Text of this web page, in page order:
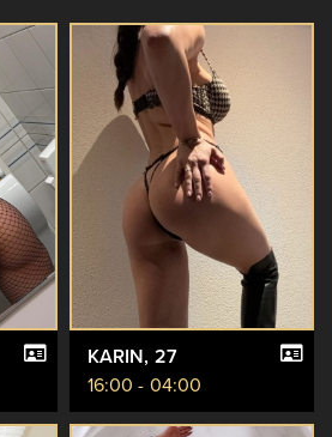
KARIN, 27
16:00 - 04:00